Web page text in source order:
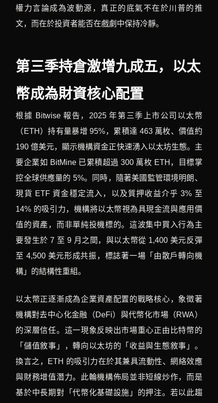
權力言論成為波動源，真正的底氣不在於川普的推
文，而在於投資者能否在戲劇中保持冷靜。
第三季持倉激增九成五，以太
幣成為財資核心配置
根據 Bitwise 報告，2025 年第三季上市公司以太幣
（ETH）持有量暴增 95%，累積達 463 萬枚、價值約
190 億美元，顯示機構資金正快速湧入以太坊生態。主
要企業如 BitMine 已累積超過 300 萬枚 ETH，目標掌
控全球供應量的 5%。同時，隨著美國監管環境明朗、
現貨 ETF 資金穩定流入，以及質押收益介乎 3% 至
14% 的吸引力，機構將以太幣視為具現金流與應用價
值的資產，而非單純投機標的。這波集中買入行為主
要發生於 7 至 9 月之間，與以太幣從 1,400 美元反彈
至 4,500 美元形成共振，標誌著一場「由散戶轉向機
構」的結構性重組。
以太幣正逐漸成為企業資產配置的戰略核心，象徵著
機構對去中心化金融（DeFi）與代幣化市場（RWA）
的深層信任。這一現象反映出市場重心正由比特幣的
「儲值敘事」，轉向以太坊的「收益與生態敘事」。
換言之，ETH 的吸引力在於其兼具流動性、網絡效應
與財務增值潛力。此輪機構佈局並非短線炒作，而是
基於中長期對「代幣化基礎設施」的押注。若以此趨